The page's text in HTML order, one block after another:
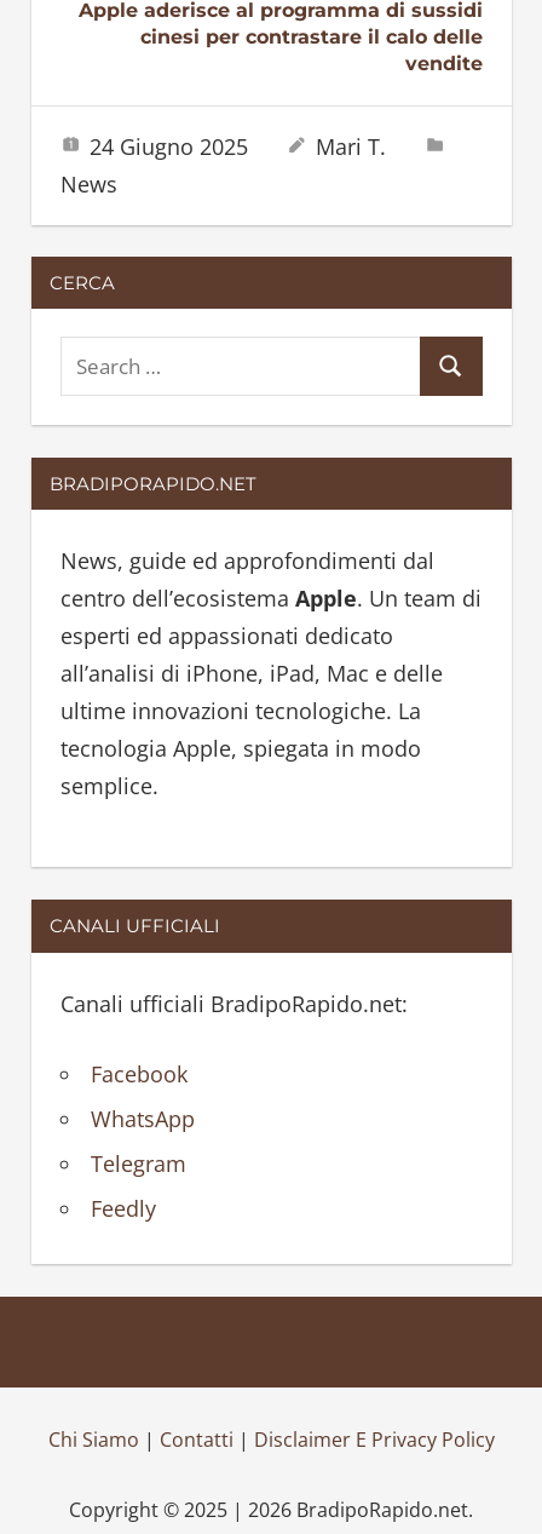
Apple aderisce al programma di sussidi
cinesi per contrastare il calo delle
vendite
24 Giugno 2025
Mari T.
News
CERCA
e
a
r
c
S
a
BRADIPORAPIDO.NET
News, guide ed approfondimenti dal
centro dell’ecosistema Apple. Un team di
esperti ed appassionati dedicato
all’analisi di iPhone, iPad, Mac e delle
ultime innovazioni tecnologiche. La
tecnologia Apple, spiegata in modo
semplice.
CANALI UFFICIALI
Canali ufficiali BradipoRapido.net:
Facebook
WhatsApp
Telegram
Feedly
Chi Siamo | Contatti | Disclaimer E Privacy Policy
Copyright © 2025 | 2026 BradipoRapido.net.